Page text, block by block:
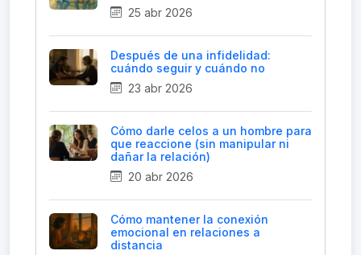
25 abr 2026
Después de una infidelidad:
cuándo seguir y cuándo no
23 abr 2026
Cómo darle celos a un hombre para
que reaccione (sin manipular ni
dañar la relación)
20 abr 2026
Cómo mantener la conexión
emocional en relaciones a
distancia